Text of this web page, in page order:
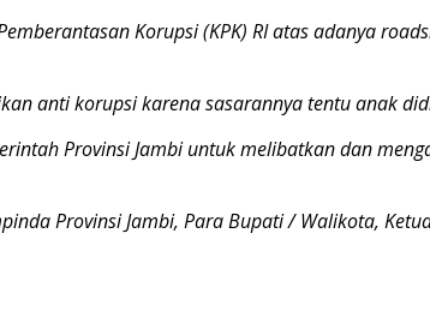
Korupsi (KPK) RI atas adanya
anti korupsi karena sasarannya tentu anak
Provinsi Jambi untuk melibatkan dan
Provinsi Jambi, Para Bupati / Walikota,